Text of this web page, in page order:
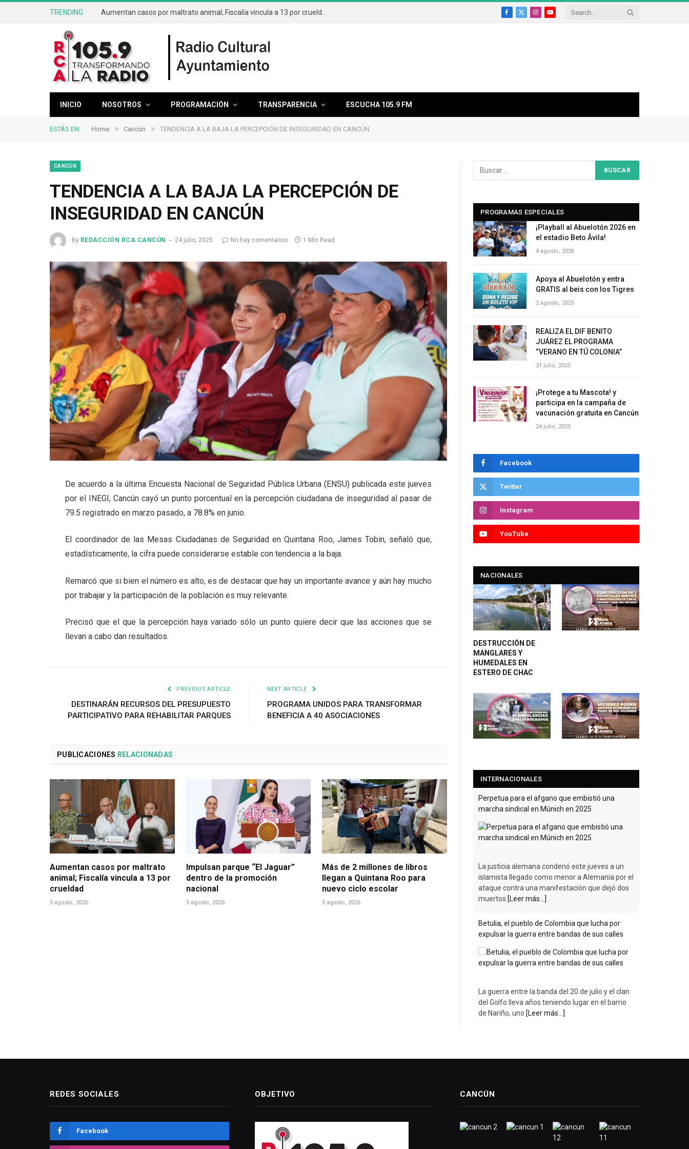
TRENDING
Facebook
X
InstagramYouTube
INICIO NOSOTROS PROGRAMACIÓN TRANSPARENCIA ESCUCHA 105.9 FM
ESTÁS EN: Home » Cancún » TENDENCIA A LA BAJA LA PERCEPCIÓN DE INSEGURIDAD EN CANCÚN
CANCÚN
TENDENCIA A LA BAJA LA PERCEPCIÓN DE
INSEGURIDAD EN CANCÚN
By REDACCIÓN RCA CANCÚN 24 julio, 2025 No hay comentarios 1 Min Read
De acuerdo a la última Encuesta Nacional de Seguridad Pública Urbana (ENSU) publicada este jueves
por el INEGI, Cancún cayó un punto porcentual en la percepción ciudadana de inseguridad al pasar de
79.5 registrado en marzo pasado, a 78.8% en junio.
El coordinador de las Mesas Ciudadanas de Seguridad en Quintana Roo, James Tobin, señaló que,
estadísticamente, la cifra puede considerarse estable con tendencia a la baja.
Remarcó que si bien el número es alto, es de destacar que hay un importante avance y aún hay mucho
por trabajar y la participación de la población es muy relevante.
Precisó que el que la percepción haya variado sólo un punto quiere decir que las acciones que se
llevan a cabo dan resultados.
PREVIOUS ARTICLE
DESTINARÁN RECURSOS DEL PRESUPUESTO
PARTICIPATIVO PARA REHABILITAR PARQUES
NEXT ARTICLE
PROGRAMA UNIDOS PARA TRANSFORMAR
BENEFICIA A 40 ASOCIACIONES
PUBLICACIONES RELACIONADAS
Aumentan casos por maltrato
animal; Fiscalía vincula a 13 por
crueldad
5 agosto, 2026
Impulsan parque “El Jaguar”
dentro de la promoción
nacional
5 agosto, 2026
Más de 2 millones de libros
llegan a Quintana Roo para
nuevo ciclo escolar
5 agosto, 2026
PROGRAMAS ESPECIALES
¡Playball al Abuelotón 2026 en
el estadio Beto Ávila!
4 agosto, 2026
Apoya al Abuelotón y entra
GRATIS al beis con los Tigres
2 agosto, 2025
REALIZA EL DIF BENITO
JUÁREZ EL PROGRAMA
“VERANO EN TÚ COLONIA”
31 julio, 2025
¡Protege a tu Mascota! y
participa en la campaña de
vacunación gratuita en Cancún
24 julio, 2025
Facebook
Twitter
Instagram
YouTube
NACIONALES
DESTRUCCIÓN DE
MANGLARES Y
HUMEDALES EN
ESTERO DE CHAC
INTERNACIONALES
Perpetua para el afgano que embistió una
marcha sindical en Múnich en 2025
La justicia alemana condenó este jueves a un
islamista llegado como menor a Alemania por el
ataque contra una manifestación que dejó dos
muertos [Leer más...]
Betulia, el pueblo de Colombia que lucha por
expulsar la guerra entre bandas de sus calles
La guerra entre la banda del 20 de julio y el clan
del Golfo lleva años teniendo lugar en el barrio
de Nariño, uno [Leer más...]
REDES SOCIALES
Facebook
OBJETIVO CANCÚN